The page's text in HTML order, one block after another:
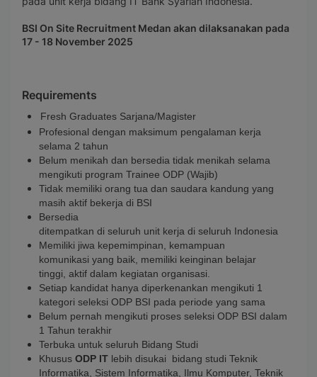
BSI On Site Recruitment Medan akan dilaksanakan pada
17 - 18 November 2025
Requirements
Fresh Graduates Sarjana/Magister
Profesional dengan maksimum pengalaman kerja
selama 2 tahun
Belum menikah dan bersedia tidak menikah selama
mengikuti program Trainee ODP (Wajib)
Tidak memiliki orang tua dan saudara kandung yang
masih aktif bekerja di BSI
Bersedia
ditempatkan di seluruh unit kerja di seluruh Indonesia
Memiliki jiwa kepemimpinan, kemampuan
komunikasi yang baik, memiliki keinginan belajar
tinggi, aktif dalam kegiatan organisasi.
Setiap kandidat hanya diperkenankan mengikuti 1
kategori seleksi ODP BSI pada periode yang sama
Belum pernah mengikuti proses seleksi ODP BSI dalam
1 Tahun terakhir
Terbuka untuk seluruh Bidang Studi
Khusus ODP IT lebih disukai bidang studi Teknik
Informatika, Sistem Informatika, Ilmu Komputer, Teknik